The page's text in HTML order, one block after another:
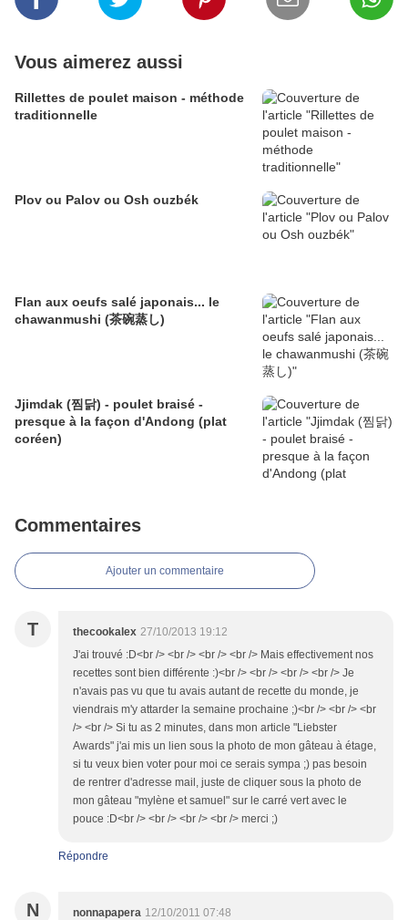
Vous aimerez aussi
Rillettes de poulet maison - méthode
traditionnelle
Plov ou Palov ou Osh ouzbék
Flan aux oeufs salé japonais... le
chawanmushi (茶碗蒸し)
Jjimdak (찜닭) - poulet braisé -
presque à la façon d'Andong (plat
coréen)
Commentaires
Ajouter un commentaire
T thecookalex 27/10/2013 19:12
J'ai trouvé :D<br /> <br /> <br /> <br /> Mais effectivement nos
recettes sont bien différente :)<br /> <br /> <br /> <br /> Je
n'avais pas vu que tu avais autant de recette du monde, je
viendrais m'y attarder la semaine prochaine ;)<br /> <br /> <br
/> <br /> Si tu as 2 minutes, dans mon article "Liebster
Awards" j'ai mis un lien sous la photo de mon gâteau à étage,
si tu veux bien voter pour moi ce serais sympa ;) pas besoin
de rentrer d'adresse mail, juste de cliquer sous la photo de
mon gâteau "mylène et samuel" sur le carré vert avec le
pouce :D<br /> <br /> <br /> <br /> merci ;)
Répondre
N nonnapapera 12/10/2011 07:48